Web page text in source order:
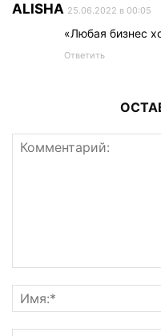
ALISHA 25.06.2022 в 00:05
«Любая бизнес
Ответить